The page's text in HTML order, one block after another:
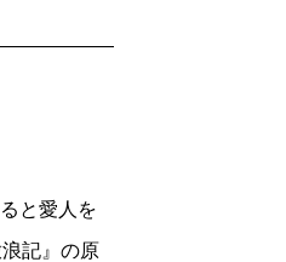
と愛人を
記』の原